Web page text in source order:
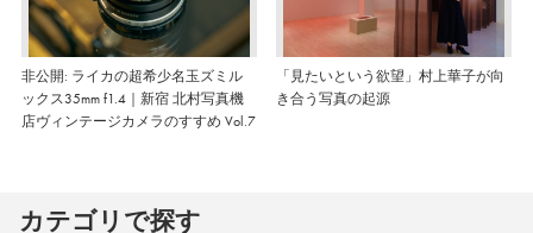
非公開: ライカの超希少名玉ズミル
ックス35mm f1.4｜新宿 北村写真機
店ヴィンテージカメラのすすめ Vol.7
「見たいという欲望」村上華子が向
き合う写真の起源
カテゴリで探す